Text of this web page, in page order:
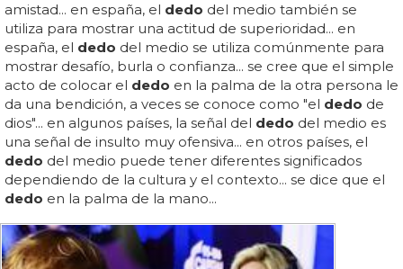
amistad... en españa, el dedo del medio también se
utiliza para mostrar una actitud de superioridad... en
españa, el dedo del medio se utiliza comúnmente para
mostrar desafío, burla o confianza... se cree que el simple
acto de colocar el dedo en la palma de la otra persona le
da una bendición, a veces se conoce como "el dedo de
dios"... en algunos países, la señal del dedo del medio es
una señal de insulto muy ofensiva... en otros países, el
dedo del medio puede tener diferentes significados
dependiendo de la cultura y el contexto... se dice que el
dedo en la palma de la mano...